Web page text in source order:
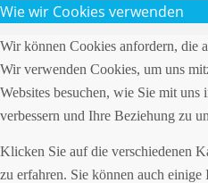
Wie wir Cookies verwenden
Wir können Cookies anfordern, die
Wir verwenden Cookies, um uns
Websites besuchen, wie Sie mit
verbessern und Ihre Beziehung zu
Klicken Sie auf die verschiedenen
zu erfahren. Sie können auch